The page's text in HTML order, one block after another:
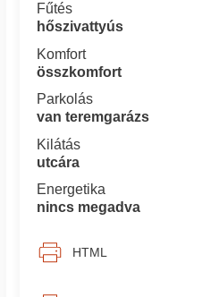
Fűtés
hőszivattyús
Komfort
összkomfort
Parkolás
van teremgarázs
Kilátás
utcára
Energetika
nincs megadva
HTML